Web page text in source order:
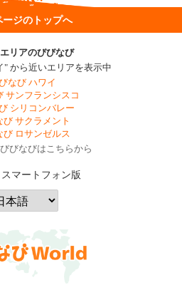
ージのトップへ
リアのびびなび
" から近いエリアを表示中
なび ハワイ
サンフランシスコ
シリコンバレー
び サクラメント
び ロサンゼルス
びなびはこちらから
スマートフォン版